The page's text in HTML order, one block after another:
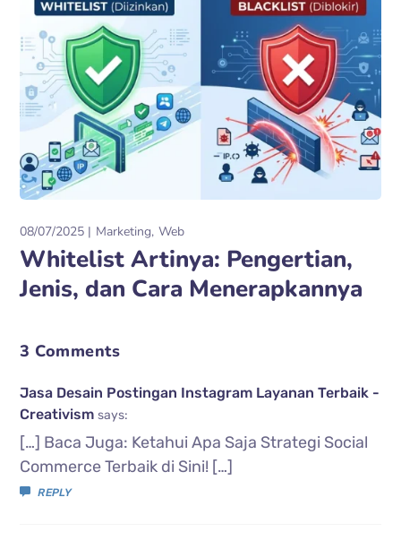
08/07/2025 Marketing Web
Whitelist Artinya: Pengertian,
Jenis, dan Cara Menerapkannya
3 Comments
Jasa Desain Postingan Instagram Layanan Terbaik -
Creativism says:
[…] Baca Juga: Ketahui Apa Saja Strategi Social
Commerce Terbaik di Sini! […]
REPLY